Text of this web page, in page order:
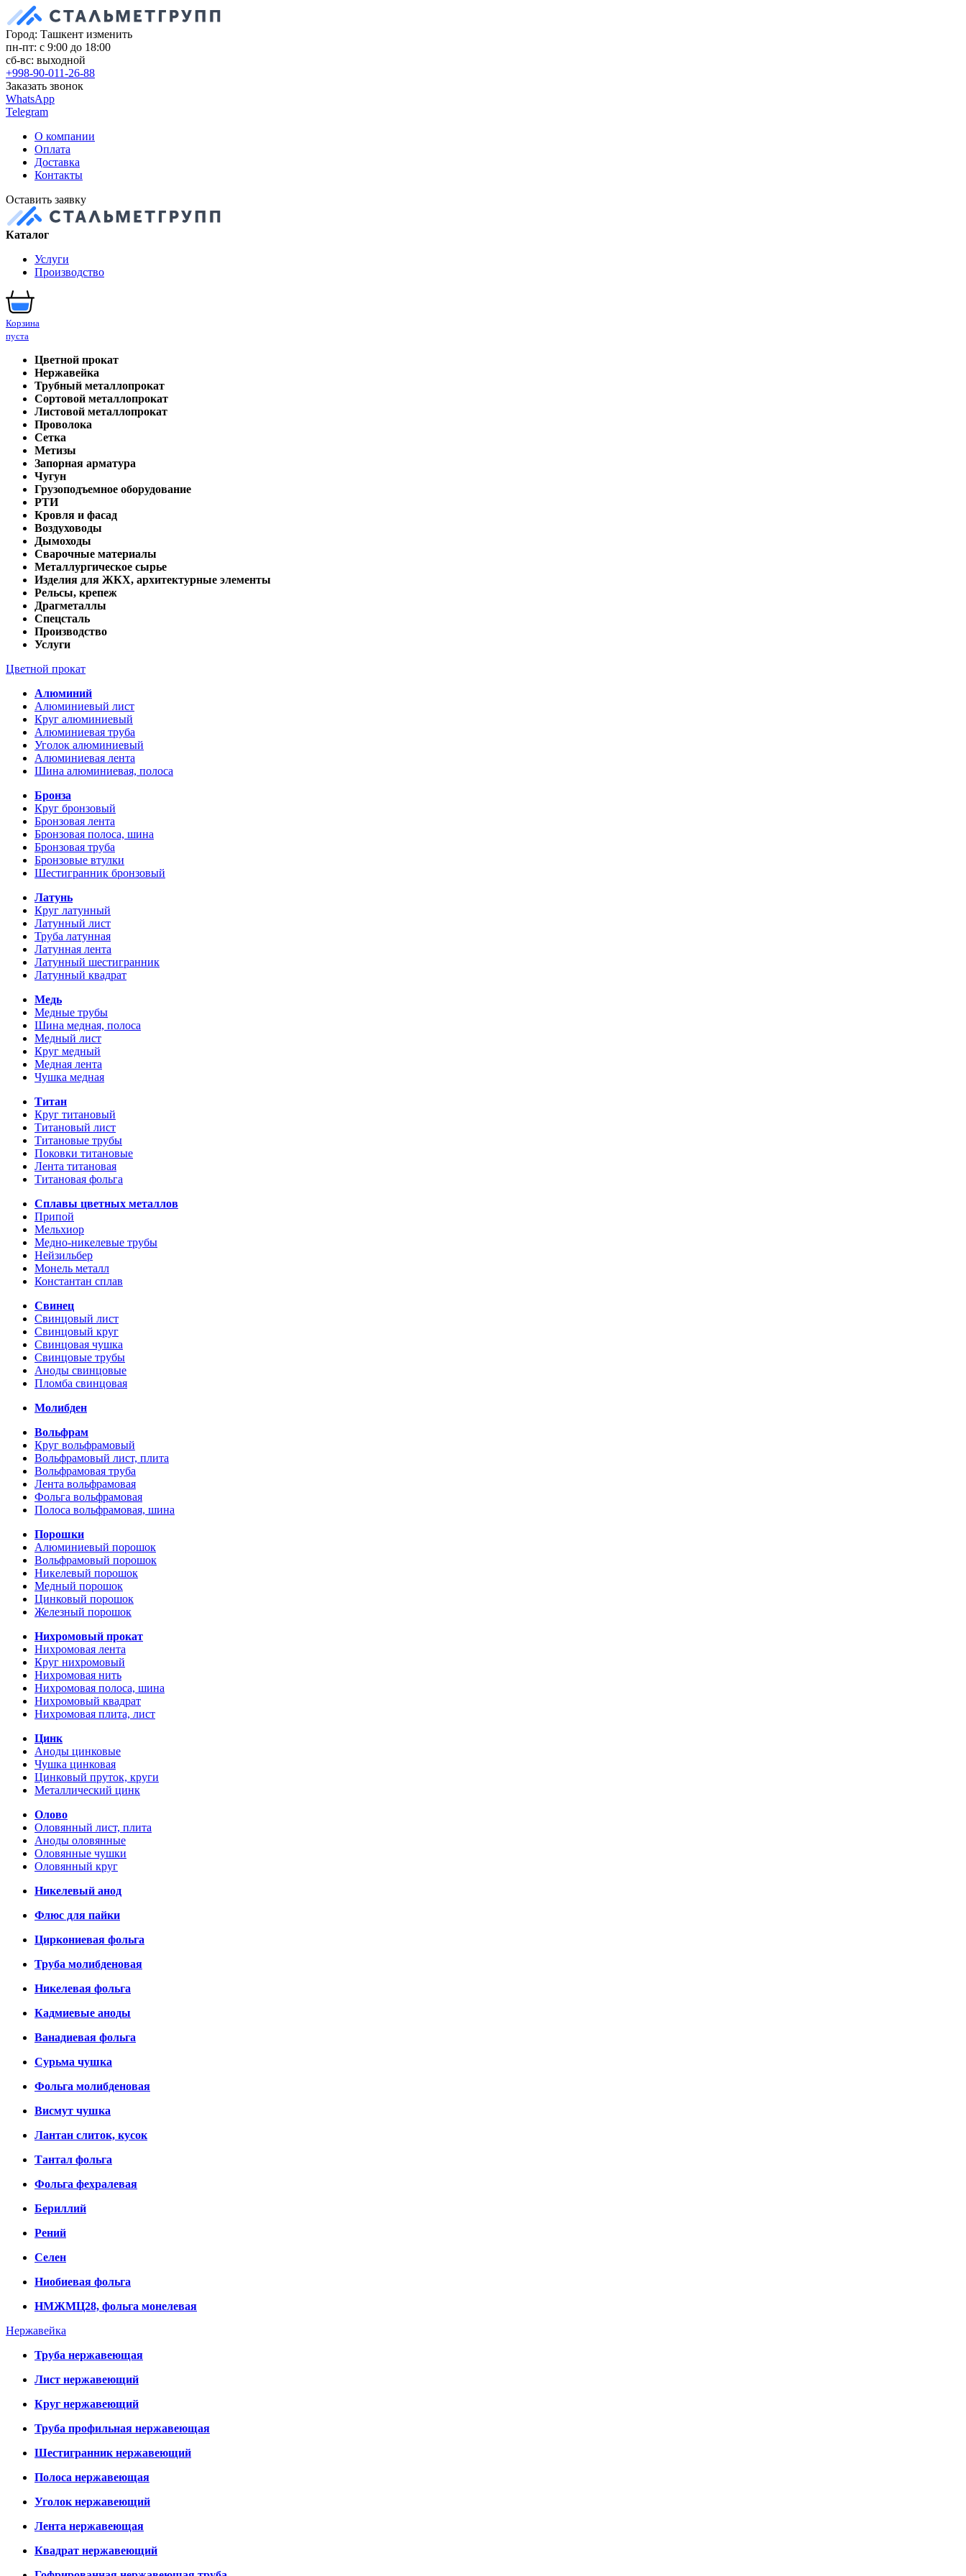
Город: Ташкент изменить
пн-пт: с 9:00 до 18:00
сб-вс: выходной
+998-90-011-26-88
Заказать звонок
WhatsApp
Telegram
О компании
Оплата
Доставка
Контакты
Оставить заявку
Каталог
Услуги
Производство
Корзина
пуста
Цветной прокат
Нержавейка
Трубный металлопрокат
Сортовой металлопрокат
Листовой металлопрокат
Проволока
Сетка
Метизы
Запорная арматура
Чугун
Грузоподъемное оборудование
РТИ
Кровля и фасад
Воздуховоды
Дымоходы
Сварочные материалы
Металлургическое сырье
Изделия для ЖКХ, архитектурные элементы
Рельсы, крепеж
Драгметаллы
Спецсталь
Производство
Услуги
Цветной прокат
Алюминий
Алюминиевый лист
Круг алюминиевый
Алюминиевая труба
Уголок алюминиевый
Алюминиевая лента
Шина алюминиевая, полоса
Бронза
Круг бронзовый
Бронзовая лента
Бронзовая полоса, шина
Бронзовая труба
Бронзовые втулки
Шестигранник бронзовый
Латунь
Круг латунный
Латунный лист
Труба латунная
Латунная лента
Латунный шестигранник
Латунный квадрат
Медь
Медные трубы
Шина медная, полоса
Медный лист
Круг медный
Медная лента
Чушка медная
Титан
Круг титановый
Титановый лист
Титановые трубы
Поковки титановые
Лента титановая
Титановая фольга
Сплавы цветных металлов
Припой
Мельхиор
Медно-никелевые трубы
Нейзильбер
Монель металл
Константан сплав
Свинец
Свинцовый лист
Свинцовый круг
Свинцовая чушка
Свинцовые трубы
Аноды свинцовые
Пломба свинцовая
Молибден
Вольфрам
Круг вольфрамовый
Вольфрамовый лист, плита
Вольфрамовая труба
Лента вольфрамовая
Фольга вольфрамовая
Полоса вольфрамовая, шина
Порошки
Алюминиевый порошок
Вольфрамовый порошок
Никелевый порошок
Медный порошок
Цинковый порошок
Железный порошок
Нихромовый прокат
Нихромовая лента
Круг нихромовый
Нихромовая нить
Нихромовая полоса, шина
Нихромовый квадрат
Нихромовая плита, лист
Цинк
Аноды цинковые
Чушка цинковая
Цинковый пруток, круги
Металлический цинк
Олово
Оловянный лист, плита
Аноды оловянные
Оловянные чушки
Оловянный круг
Никелевый анод
Флюс для пайки
Циркониевая фольга
Труба молибденовая
Никелевая фольга
Кадмиевые аноды
Ванадиевая фольга
Сурьма чушка
Фольга молибденовая
Висмут чушка
Лантан слиток, кусок
Тантал фольга
Фольга фехралевая
Бериллий
Рений
Селен
Ниобиевая фольга
НМЖМЦ28, фольга монелевая
Нержавейка
Труба нержавеющая
Лист нержавеющий
Круг нержавеющий
Труба профильная нержавеющая
Шестигранник нержавеющий
Полоса нержавеющая
Уголок нержавеющий
Лента нержавеющая
Квадрат нержавеющий